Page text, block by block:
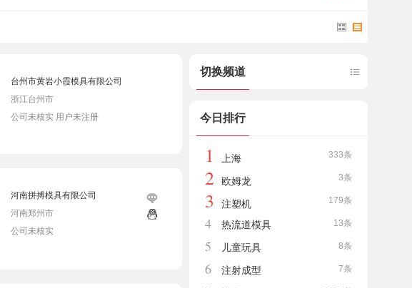
台州市黄岩小霞模具有限公司
浙江台州市
公司未核实 用户未注册
河南拼搏模具有限公司
河南郑州市
公司未核实
切换频道
今日排行
333条
1 上海
3条
2 欧姆龙
179条
3 注塑机
13条
4 热流道模具
8条
5 儿童玩具
7条
6 注射成型